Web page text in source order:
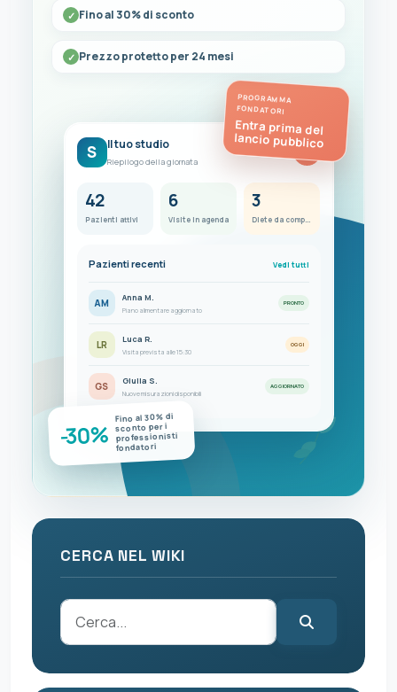
Fino al 30% di sconto
Prezzo protetto per 24 mesi
PROGRAMMA
FONDATORI
Entra prima del
lancio pubblico
S Il tuo studio
Riepilogo della giornata
FC
42
Pazienti attivi
6
Visite in agenda
3
Diete da completare
Pazienti recenti Vedi tutti
AM Anna M.
Piano alimentare aggiornato
PRONTO
LR Luca R.
Visita prevista alle 15:30
OGGI
GS Giulia S.
Nuove misurazioni disponibili
AGGIORNATO
-30%
Fino al 30% di
sconto per i
professionisti
fondatori
CERCA NEL WIKI